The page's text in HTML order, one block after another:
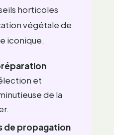
horticoles
végétale de
iconique.
et
de la
de propagation